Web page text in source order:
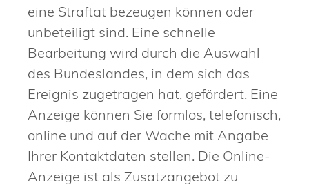
eine Straftat bezeugen können oder
unbeteiligt sind. Eine schnelle
Bearbeitung wird durch die Auswahl
des Bundeslandes, in dem sich das
Ereignis zugetragen hat, gefördert. Eine
Anzeige können Sie formlos, telefonisch,
online und auf der Wache mit Angabe
Ihrer Kontaktdaten stellen. Die Online-
Anzeige ist als Zusatzangebot zu